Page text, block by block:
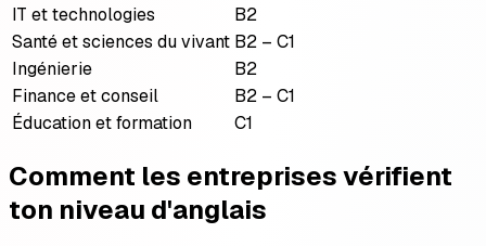
IT et technologies
B2
Santé et sciences du vivant B2 – C1
Ingénierie
B2
Finance et conseil
B2 – C1
Éducation et formation
C1
Comment les entreprises vérifient
ton niveau d'anglais